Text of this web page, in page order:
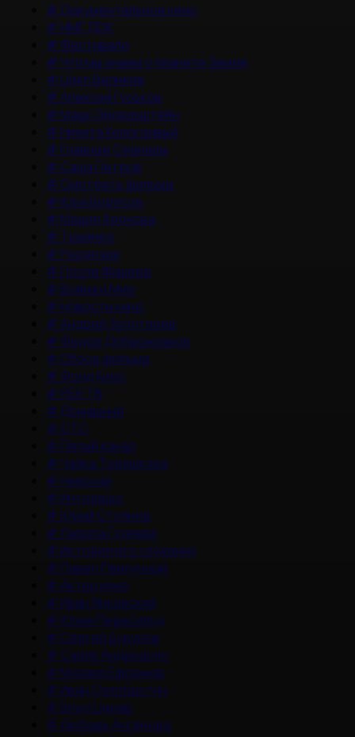
# Документальное кино
# НМГ ДОК
# Фестивали
# Что мы знаем о планете Земля
# Цикл Великие
#Алексей Гуськов
# Марк Эйдельштейн
# Никита Кологривый
# Главные Сериалы
# Саша Петров
# Смотреть фильмы
# Юра Борисов
# Мария Аронова
# Трейлер
# Рецензия
# После Фишера
# Война и Мир
# Новости кино
#Андрей Золотарев
# Федор Добронравов
# Обзор фильма
# Фонд Кино
# РЕН ТВ
# Домашний
# СТС
# Пятый канал
# Чайка Терешкова
# Невский
# Интервью
# Юрий Стоянов
#Лариса Гузеева
# История его служанки
# Павел Прилучный
#Актер кино
# Иван Янковский
# Юлия Пересильд
# Сергей Бурунов
# Сарик Андреасян
# Михаил Ефремов
# Иван Охлобыстин
# Влад Ценев
#Любовь Аксенова